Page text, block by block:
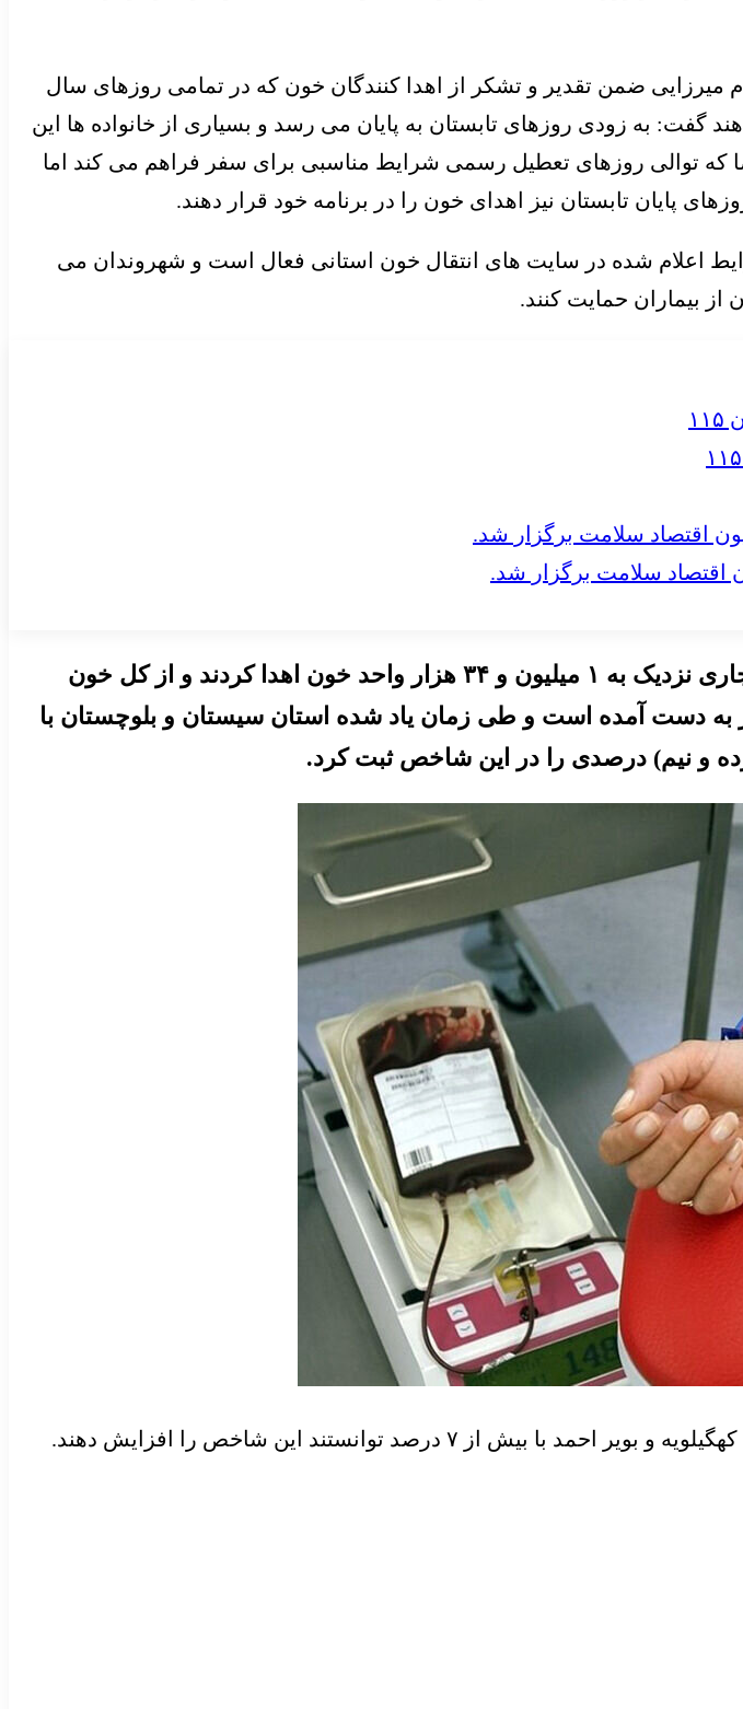
میرزایی ضمن تقدیر و تشکر از اهدا کنندگان خون که در تمامی روزهای سال
گفت: به زودی روزهای تابستان به پایان می رسد و بسیاری از خانواده ها این
که توالی روزهای تعطیل رسمی شرایط مناسبی برای سفر فراهم می کند اما
تابستان نیز اهدای خون را در برنامه خود قرار دهند.
اعلام شده در سایت های انتقال خون استانی فعال است و شهروندان می
از بیماران حمایت کنند.
سلامت برگزار شد.
، هموطنان کشورمان در ۵ ماه نخست سال جاری نزدیک به ۱ میلیون و ۳۴ هزار واحد خون اهدا کردند و از کل خون
از اهدا کنندگان مستمر به دست آمده است و طی زمان یاد شده استان سیستان و بلوچستان با